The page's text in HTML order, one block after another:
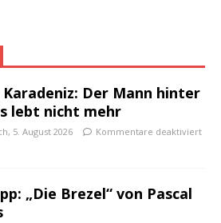
Karadeniz: Der Mann hinter
lebt nicht mehr
5. August 2026 Kommentare deaktiviert
„Die Brezel“ von Pascal